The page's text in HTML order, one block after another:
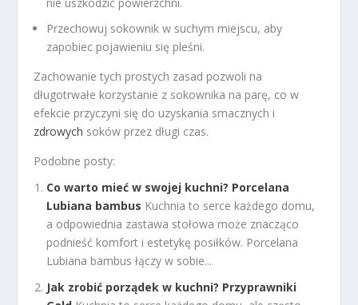
Przechowuj sokownik w suchym miejscu, aby
zapobiec pojawieniu się pleśni.
Zachowanie tych prostych zasad pozwoli na
długotrwałe korzystanie z sokownika na parę, co w
efekcie przyczyni się do uzyskania smacznych i
zdrowych soków przez długi czas.
Podobne posty:
Co warto mieć w swojej kuchni? Porcelana
Lubiana bambus Kuchnia to serce każdego domu,
a odpowiednia zastawa stołowa może znacząco
podnieść komfort i estetykę posiłków. Porcelana
Lubiana bambus łączy w sobie...
Jak zrobić porządek w kuchni? Przyprawniki